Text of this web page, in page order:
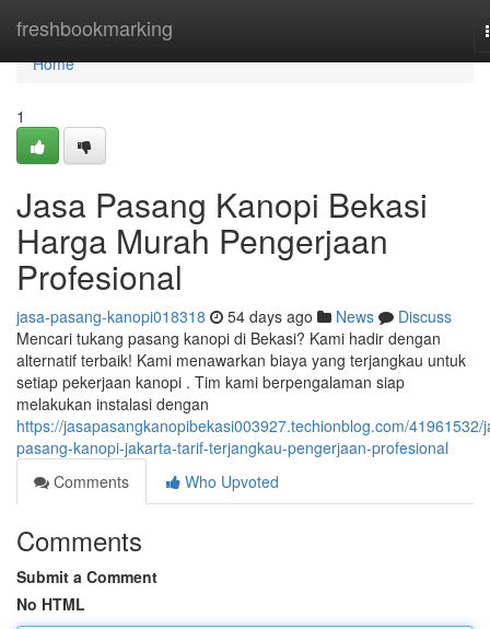
freshbookmarking
Home
Home
1
Jasa Pasang Kanopi Bekasi
Harga Murah Pengerjaan
Profesional
jasa-pasang-kanopi018318 54 days ago News
Discuss
Mencari tukang pasang kanopi di Bekasi? Kami hadir dengan
alternatif terbaik! Kami menawarkan biaya yang terjangkau untuk
setiap pekerjaan kanopi . Tim kami berpengalaman siap
melakukan instalasi dengan
https://jasapasangkanopibekasi003927.techionblog.com/41961532/
pasang-kanopi-jakarta-tarif-terjangkau-pengerjaan-profesional
Comments
Who Upvoted
Comments
Submit a Comment
No HTML